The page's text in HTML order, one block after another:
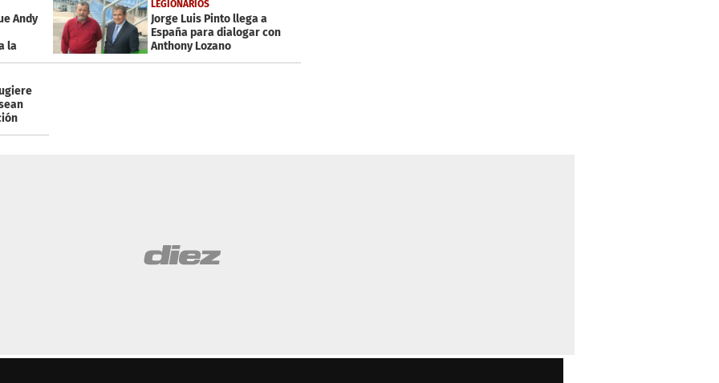
Andy
la
LEGIONARIOS
Jorge Luis Pinto llega a
España para dialogar con
Anthony Lozano